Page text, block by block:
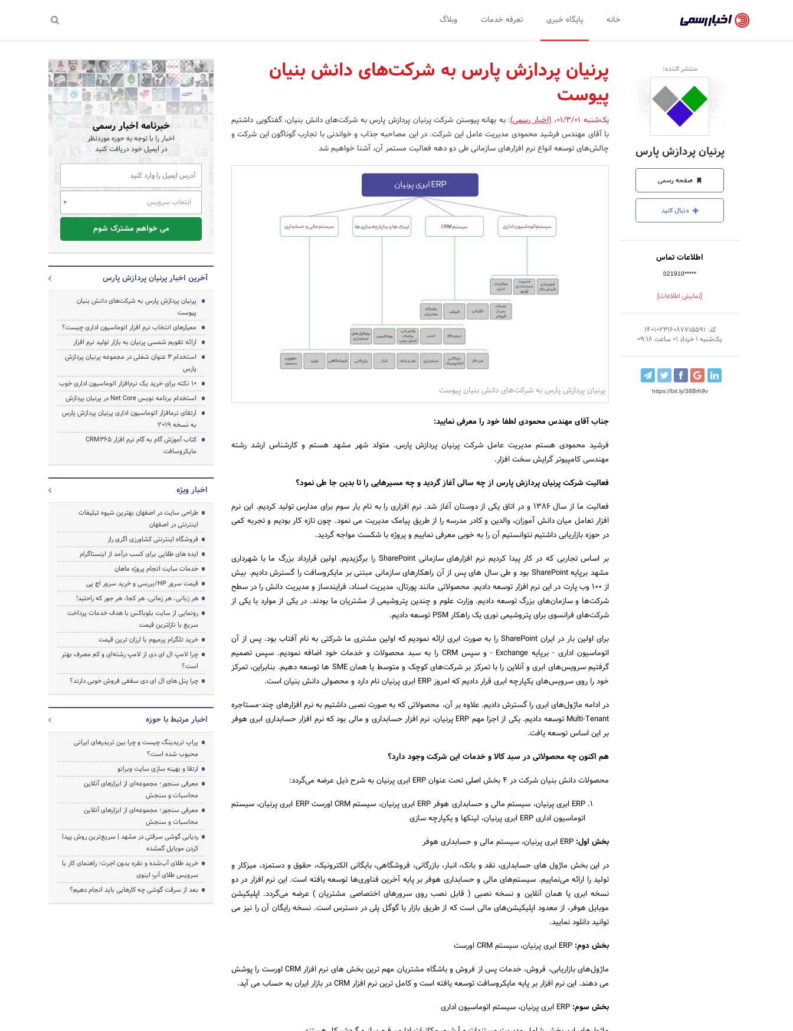
رسمی
-
اخبار
تایید
شده
شرکت‌ها،
سازمان‌ها
و
روابط
عمومی‌ها
خانه پایگاه خبری تعرفه خدمات وبلاگ
منتشر کننده:
پرنیان پردازش پارس
صفحه رسمی
دنبال کنید
اطلاعات تماس
021910*****
[نمایش اطلاعات]
کد: 140102316087715591
یک‌شنبه 1 خرداد 01 ساعت 09:18
https://bit.ly/38Brh9v
پرنیان پردازش پارس به شرکت‌های دانش بنیان
پیوست
یک‌شنبه 01/3/01 ،(اخبار رسمی):به بهانه پیوستن شرکت پرنیان پردازش پارس به شرکت‌های دانش بنیان، گفتگویی داشتیم
با آقای مهندس فرشید محمودی مدیریت عامل این شرکت. در این مصاحبه جذاب و خواندنی با تجارب گوناگون این شرکت و
چالش‌های توسعه انواع نرم افزارهای سازمانی طی دو دهه فعالیت مستمر آن، آشنا خواهیم شد
پرنیان پردازش پارس به شرکت‌های دانش بنیان پیوست
جناب آقای مهندس محمودی لطفا خود را معرفی نمایید:
فرشید محمودی هستم مدیریت عامل شرکت پرنیان پردازش پارس. متولد شهر مشهد هستم و کارشناس ارشد رشته
مهندسی کامپیوتر گرایش سخت افزار.
فعالیت شرکت پرنیان پردازش پارس از چه سالی آغاز گردید و چه مسیرهایی را تا بدین جا طی نمود؟
فعالیت ما از سال 1386 و در اتاق یکی از دوستان آغاز شد. نرم افزاری را به نام یار سوم برای مدارس تولید کردیم. این نرم
افزار تعامل میان دانش آموزان، والدین و کادر مدرسه را از طریق پیامک مدیریت می نمود. چون تازه کار بودیم و تجربه کمی
در حوزه بازاریابی داشتیم نتوانستیم آن را به خوبی معرفی نماییم و پروژه با شکست مواجه گردید.
بر اساس تجاربی که در کار پیدا کردیم نرم افزارهای سازمانی SharePoint را برگزیدیم. اولین قرارداد بزرگ ما با شهرداری
مشهد برپایه SharePoint بود و طی سال های پس از آن راهکارهای سازمانی مبتنی بر مایکروسافت را گسترش دادیم. بیش
از 100 وب پارت در این نرم افزار توسعه دادیم. محصولاتی مانند پورتال، مدیریت اسناد، فرایندساز و مدیریت دانش را در سطح
شرکت‌ها و سازمان‌های بزرگ توسعه دادیم. وزارت علوم و چندین پتروشیمی از مشتریان ما بودند. در یکی از موارد با یکی از
شرکت‌های فرانسوی برای پتروشیمی نوری یک راهکار PSM توسعه دادیم.
برای اولین بار در ایران SharePoint را به صورت ابری ارائه نمودیم که اولین مشتری ما شرکتی به نام آفتاب بود. پس از آن
اتوماسیون اداری - برپایه Exchange - و سپس CRM را به سبد محصولات و خدمات خود اضافه نمودیم. سپس تصمیم
گرفتیم سرویس‌های ابری و آنلاین را با تمرکز بر شرکت‌های کوچک و متوسط یا همان SME ها توسعه دهیم. بنابراین، تمرکز
خود را روی سرویس‌های یکپارچه ابری قرار دادیم که امروز ERP ابری پرنیان نام دارد و محصولی دانش بنیان است.
در ادامه ماژول‌های ابری را گسترش دادیم. علاوه بر آن، محصولاتی که به صورت نصبی داشتیم به نرم افزارهای چند-مستاجره
Multi-Tenant توسعه دادیم. یکی از اجزا مهم ERP پرنیان، نرم افزار حسابداری و مالی بود که نرم افزار حسابداری ابری هوفر
بر این اساس توسعه یافت.
هم اکنون چه محصولاتی در سبد کالا و خدمات این شرکت وجود دارد؟
محصولات دانش بنیان شرکت در 4 بخش اصلی تحت عنوان ERP ابری پرنیان به شرح ذیل عرضه می‌گردد:
ERP ابری پرنیان، سیستم مالی و حسابداری هوفر ERP ابری پرنیان، سیستم CRM اورست ERP ابری پرنیان، سیستم
اتوماسیون اداری ERP ابری پرنیان، لینکها و یکپارچه سازی
بخش اول:
در این بخش ماژول های حسابداری، نقد و بانک، انبار، بازرگانی، فروشگاهی، بایگانی الکترونیک، حقوق و دستمزد، میزکار و
تولید را ارائه می‌نماییم. سیستم‌های مالی و حسابداری هوفر بر پایه آخرین فناوری‌ها توسعه یافته است. این نرم افزار در دو
نسخه ابری یا همان آنلاین و نسخه نصبی ( قابل نصب روی سرورهای اختصاصی مشتریان ) عرضه می‌گردد. اپلیکیشن
موبایل هوفر، از معدود اپلیکیشن‌های مالی است که از طریق بازار یا گوگل پلی در دسترس است. نسخه رایگان آن را نیز می
توانید دانلود نمایید.
بخش دوم:
ماژول‌های بازاریابی، فروش، خدمات پس از فروش و باشگاه مشتریان مهم ترین بخش های نرم افزار CRM اورست را پوشش
می دهند. این نرم افزار بر پایه مایکروسافت توسعه یافته است و کامل ترین نرم افزار CRM در بازار ایران به حساب می آید.
بخش سوم: ERP ابری پرنیان، سیستم اتوماسیون اداری
خبرنامه اخبار رسمی
اخبار را با توجه به حوزه موردنظر
در ایمیل خود دریافت کنید
انتخاب سرویس
می خواهم مشترک شوم
آخرین اخبار پرنیان پردازش پارس
پرنیان پردازش پارس به شرکت‌های دانش بنیان
پیوست
معیارهای انتخاب نرم افزار اتوماسیون اداری چیست؟
ارائه تقویم شمسی پرنیان به بازار تولید نرم افزار
استخدام 3 عنوان شغلی در مجموعه پرنیان پردازش
پارس
10 نکته برای خرید یک نرم‌افزار اتوماسیون اداری خوب
استخدام برنامه نویس Net Core در پرنیان پردازش
ارتقای نرمافزار اتوماسیون اداری پرنیان پردازش پارس
به نسخه ۲۰۱9
کتاب آموزش گام به گام نرم افزار CRM365
مایکروسافت
اخبار ویژه
طراحی سایت در اصفهان بهترین شیوه تبلیغات
اینترنتی در اصفهان
فروشگاه اینترنتی کشاورزی اگری راز
ایده های طلایی برای کسب درآمد از اینستاگرام
خدمات سایت انجام پروژه ماهان
قیمت سرور HP/بررسی و خرید سرور اچ پی
هر زبانی، هر زمانی، هر کجا، هر جور که راحتید!
رونمایی از سایت بلوباکس با هدف خدمات پرداخت
سریع با نازلترین قیمت
خرید تلگرام پرمیوم با ارزان ترین قیمت
چرا لامپ ال ای دی از لامپ رشته‌ای و کم مصرف بهتر
است؟
چرا پنل های ال ای دی سقفی فروش خوبی دارند؟
اخبار مرتبط با حوزه
پراپ تریدینگ چیست و چرا بین تریدرهای ایرانی
محبوب شده است؟
ارتقا و بهینه سازی سایت وبرانو
معرفی سنجور؛ مجموعه‌ای از ابزارهای آنلاین
محاسبات و سنجش
معرفی سنجور؛ مجموعه‌ای از ابزارهای آنلاین
محاسبات و سنجش
ردیابی گوشی سرقتی در مشهد | سریع‌ترین روش پیدا
کردن موبایل گمشده
خرید طلای آب‌شده و نقره بدون اجرت؛ راهنمای کار با
سرویس طلای آپِ اینوی
بعد از سرقت گوشی چه کارهایی باید انجام دهیم؟